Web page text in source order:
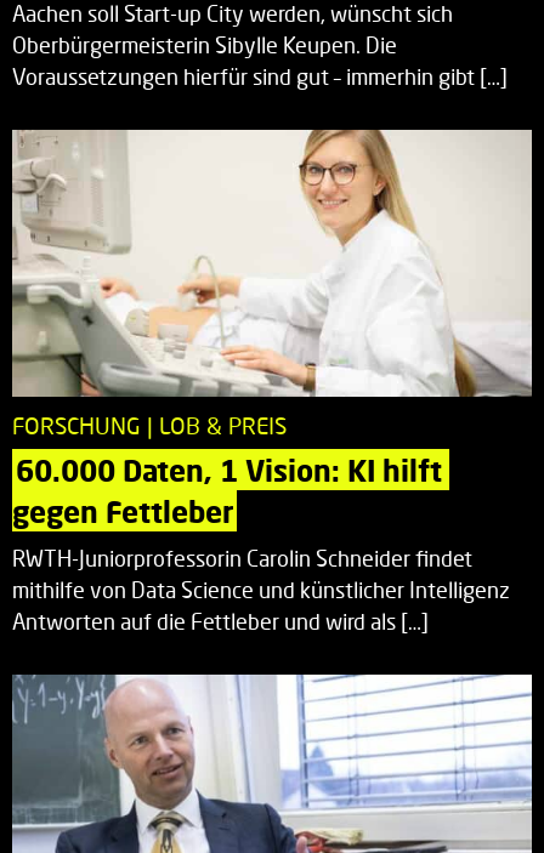
Aachen soll Start-up City werden, wünscht sich
Oberbürgermeisterin Sibylle Keupen. Die
Voraussetzungen hierfür sind gut – immerhin gibt […]
FORSCHUNG | LOB & PREIS
60.000 Daten, 1 Vision: KI hilft
gegen Fettleber
RWTH-Juniorprofessorin Carolin Schneider findet
mithilfe von Data Science und künstlicher Intelligenz
Antworten auf die Fettleber und wird als […]